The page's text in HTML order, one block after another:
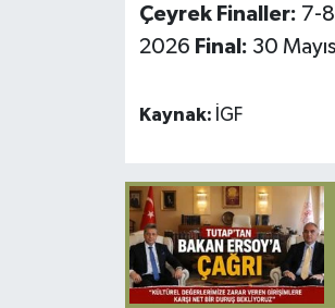
Çeyrek Finaller: 7-
2026 Final: 30
Kaynak: İGF